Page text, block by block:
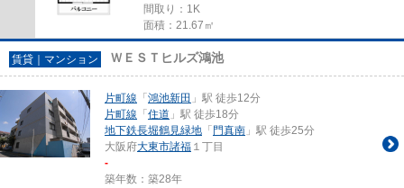
間取り：1K
面積：21.67㎡
賃貸｜マンション ＷＥＳＴヒルズ鴻池
片町線 「 鴻池新田 」駅 徒歩12分
片町線 「 住道 」駅 徒歩18分
地下鉄長堀鶴見緑地 「 門真南 」駅 徒歩25分
大阪府大東市諸福 １丁目
-
築年数：築28年